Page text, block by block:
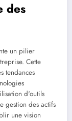
des
un pilier
Cette
tendances
d'outils
gestion des actifs
une vision